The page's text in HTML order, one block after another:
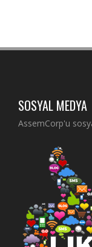
SOSYAL MEDYA
AssemCorp'u